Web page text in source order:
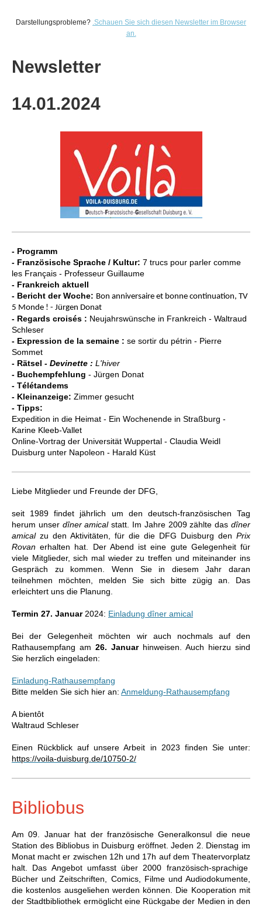
Darstellungsprobleme? .Schauen Sie sich diesen Newsletter im Browser
an.
Newsletter
14.01.2024
- Programm
- Französische Sprache / Kultur: 7 trucs pour parler comme
les Français - Professeur Guillaume
- Frankreich aktuell
- Bericht der Woche: Bon anniversaire et bonne continuation, TV
5 Monde ! - Jürgen Donat
- Regards croisés : Neujahrswünsche in Frankreich - Waltraud
Schleser
- Expression de la semaine : se sortir du pétrin - Pierre
Sommet
- Rätsel - Devinette : L'hiver
- Buchempfehlung - Jürgen Donat
- Télétandems
- Kleinanzeige: Zimmer gesucht
- Tipps:
Expedition in die Heimat - Ein Wochenende in Straßburg -
Karine Kleeb-Vallet
Online-Vortrag der Universität Wuppertal - Claudia Weidl
Duisburg unter Napoleon - Harald Küst
Liebe Mitglieder und Freunde der DFG,
seit 1989 findet jährlich um den deutsch-französischen Tag
herum unser dîner amicalstatt. Im Jahre 2009 zählte das dîner
amicalzu den Aktivitäten, für die die DFG Duisburg den Prix
Rovan erhalten hat. Der Abend ist eine gute Gelegenheit für
viele Mitglieder, sich mal wieder zu treffen und miteinander ins
Gespräch zu kommen. Wenn Sie in diesem Jahr daran
teilnehmen möchten, melden Sie sich bitte zügig an. Das
erleichtert uns die Planung.
Termin 27. Januar 2024: Einladung dîner amical
Bei der Gelegenheit möchten wir auch nochmals auf den
Rathausempfang am 26. Januarhinweisen. Auch hierzu sind
Sie herzlich eingeladen:
Einladung-Rathausempfang
Bitte melden Sie sich hier an: Anmeldung-Rathausempfang
A bientôt
Waltraud Schleser
Einen Rückblick auf unsere Arbeit in 2023 finden Sie unter:
https://voila-duisburg.de/10750-2/
Bibliobus
Am 09. Januar hat der französische Generalkonsul die neue
Station des Bibliobus in Duisburg eröffnet. Jeden 2. Dienstag im
Monat macht er zwischen 12h und 17h auf dem Theatervorplatz
halt. Das Angebot umfasst über 2000 französisch-sprachige
Bücher und Zeitschriften, Comics, Filme und Audiodokumente,
die kostenlos ausgeliehen werden können. Die Kooperation mit
der Stadtbibliothek ermöglicht eine Rückgabe der Medien in den